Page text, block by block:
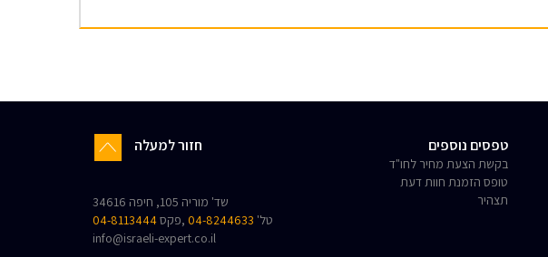
טפסים נוספים
בקשת הצעת מחיר לחו"ד
טופס הזמנת חוות דעת
תצהיר
חזור למעלה
שד' מוריה 105, חיפה 34616
טל' 04-8244633 ,פקס04-8113444
info@israeli-expert.co.il